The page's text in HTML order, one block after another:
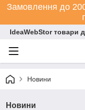
Замовлення до
IdeaWebStor товари
Новини
Новини